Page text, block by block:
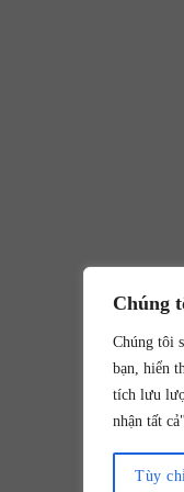
Chúng
Chúng tôi
bạn, hiển
tích lưu
nhận tất
Tùy